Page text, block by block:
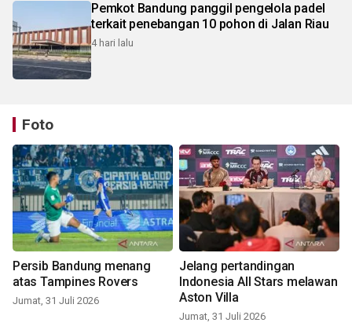
Pemkot Bandung panggil pengelola padel
terkait penebangan 10 pohon di Jalan Riau
4 hari lalu
Foto
Persib Bandung menang
atas Tampines Rovers
Jumat, 31 Juli 2026
Jelang pertandingan
Indonesia All Stars melawan
Aston Villa
Jumat, 31 Juli 2026